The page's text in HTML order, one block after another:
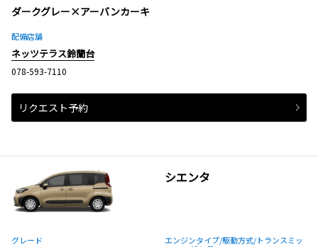
ダークグレー×アーバンカーキ
配備店舗
ネッツテラス鈴蘭台
078-593-7110
リクエスト予約
シエンタ
グレード エンジンタイプ/駆動方式/トランスミッ